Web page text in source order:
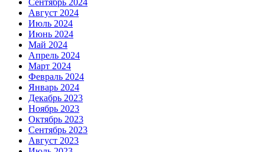
Август 2024
Июль 2024
Июнь 2024
Май 2024
Апрель 2024
Март 2024
Февраль 2024
Январь 2024
Декабрь 2023
Ноябрь 2023
Октябрь 2023
Сентябрь 2023
Август 2023